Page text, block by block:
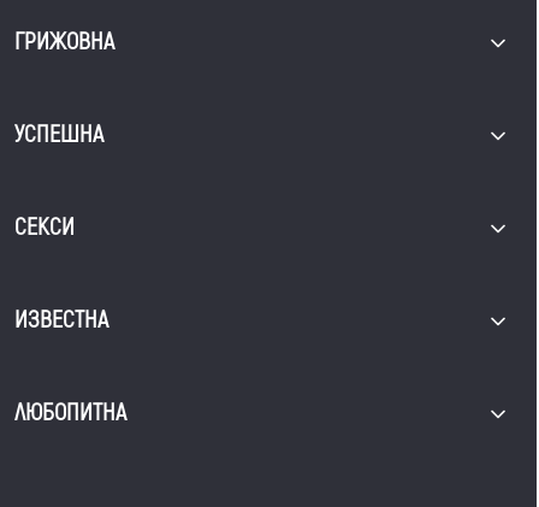
ГРИЖОВНА
УСПЕШНА
СЕКСИ
ИЗВЕСТНА
ЛЮБОПИТНА